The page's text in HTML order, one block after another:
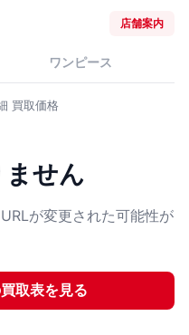
店舗案内
ワンピース
買取価格
せん
が変更された可能性が
取表を見る